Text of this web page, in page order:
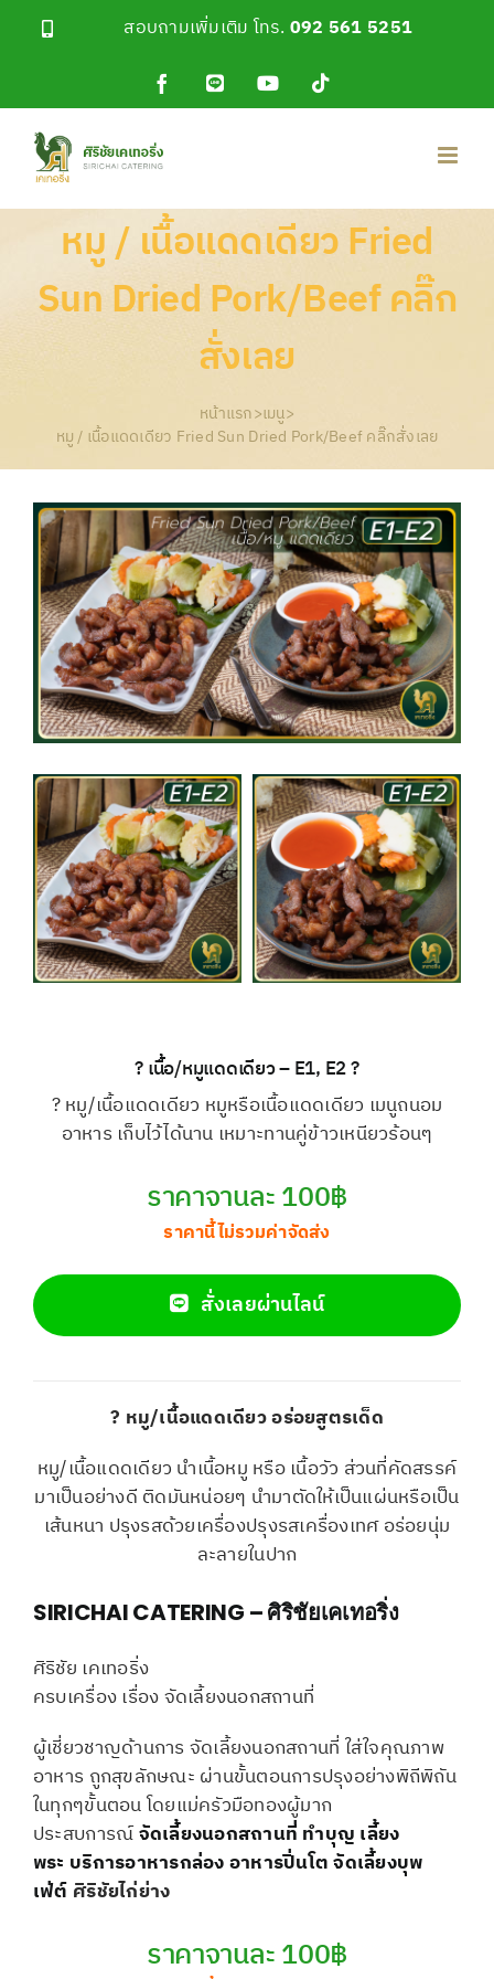
สอบถามเพิ่มเติม โทร. 092 561 5251
FacebookLine
YouTubeTiktok
หมู / เนื้อแดดเดียว Fried
Sun Dried Pork/Beef คลิ๊ก
สั่งเลย
หน้าแรก>เมนู>
หมู / เนื้อแดดเดียว Fried Sun Dried Pork/Beef คลิ๊กสั่งเลย
? เนื้อ/หมูแดดเดียว – E1, E2 ?
? หมู/เนื้อแดดเดียว หมูหรือเนื้อแดดเดียว เมนูถนอม
อาหาร เก็บไว้ได้นาน เหมาะทานคู่ข้าวเหนียวร้อนๆ
ราคาจานละ 100฿
ราคานี้ไม่รวมค่าจัดส่ง
สั่งเลยผ่านไลน์
? หมู/เนื้อแดดเดียว อร่อยสูตรเด็ด
หมู/เนื้อแดดเดียว นำเนื้อหมู หรือ เนื้อวัว ส่วนที่คัดสรรค์
มาเป็นอย่างดี ติดมันหน่อยๆ นำมาตัดให้เป็นแผ่นหรือเป็น
เส้นหนา ปรุงรสด้วยเครื่องปรุงรสเครื่องเทศ อร่อยนุ่ม
ละลายในปาก
SIRICHAI CATERING – ศิริชัยเคเทอริ่ง
ศิริชัย เคเทอริ่ง
ครบเครื่อง เรื่อง จัดเลี้ยงนอกสถานที่
ผู้เชี่ยวชาญด้านการ จัดเลี้ยงนอกสถานที่ ใส่ใจคุณภาพ
อาหาร ถูกสุขลักษณะ ผ่านขั้นตอนการปรุงอย่างพิถีพิถัน
ในทุกๆขั้นตอน โดยแม่ครัวมือทองผู้มาก
ประสบการณ์จัดเลี้ยงนอกสถานที่ ทำบุญ เลี้ยง
พระ บริการอาหารกล่องอาหารปิ่นโตจัดเลี้ยงบุพ
เฟ่ต์ ศิริชัยไก่ย่าง
ราคาจานละ 100฿